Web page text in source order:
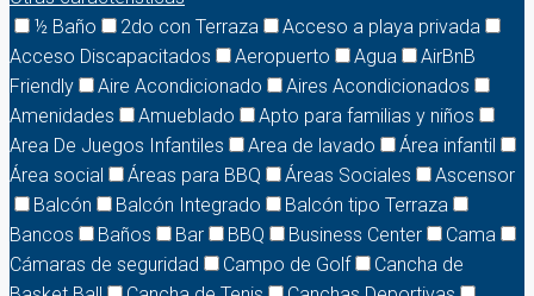
½ Baño
2do con Terraza
Acceso a playa privada
Acceso Discapacitados
Aeropuerto Agua
AirBnB
Friendly
Aire Acondicionado
Aires Acondicionados
Amenidades
Amueblado
Apto para familias y niños
Area De Juegos Infantiles
Area de lavado
Área infantil
Área social
Áreas para BBQ Áreas Sociales
Ascensor
Balcón
Balcón Integrado
Balcón tipo Terraza
Bancos
Baños Bar BBQ Business Center
Cama
Cámaras de seguridad
Campo de Golf
Cancha de